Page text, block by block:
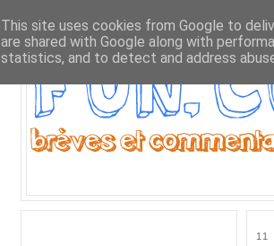
11
This site uses cookies from Google to
are shared with Google along with
statistics, and to detect and address